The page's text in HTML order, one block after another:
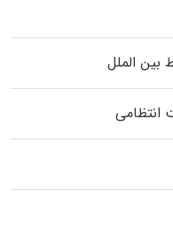
بین الملل
انتظامی